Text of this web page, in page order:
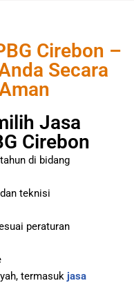
Cirebon –
Secara
Jasa
Cirebon
di bidang
teknisi
peraturan
termasuk jasa